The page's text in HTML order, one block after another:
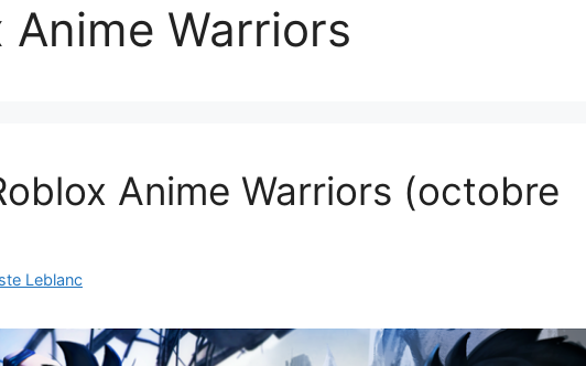
Anime Warriors
Anime Warriors (octobre
Leblanc